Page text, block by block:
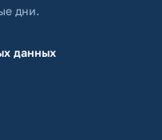
дни.
данных